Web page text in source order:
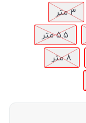
3 متر
5.5 متر
8 متر